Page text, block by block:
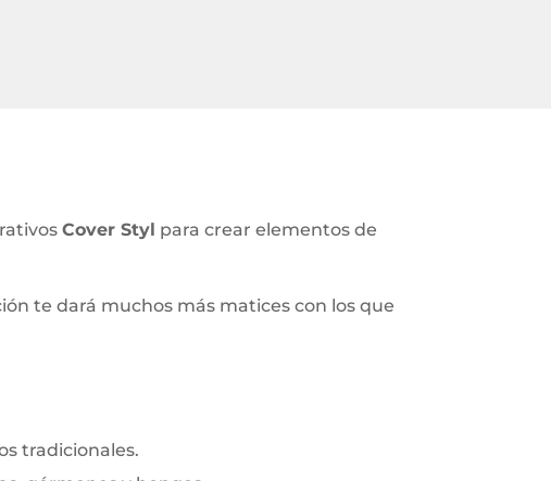
Cover Styl para crear elementos de
te dará muchos más matices con los que
tradicionales.